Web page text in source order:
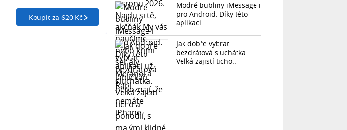
Koupit za 620 Kč
Modré bubliny iMessage i
pro Android. Díky této
aplikaci...
Jak dobře vybrat
bezdrátová sluchátka.
Velká zajistí ticho...